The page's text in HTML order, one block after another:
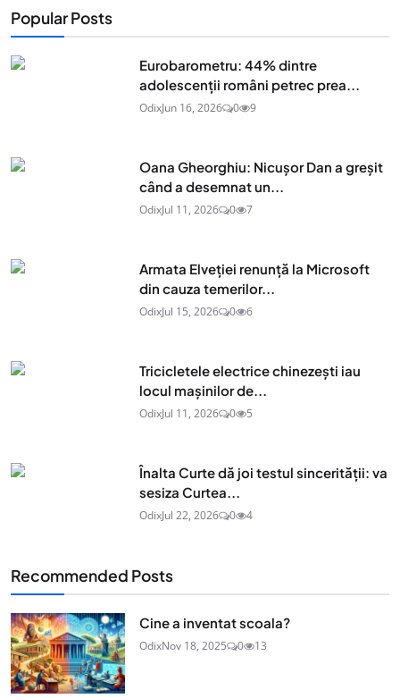
Popular Posts
Eurobarometru: 44% dintre
adolescenţii români petrec prea...
OdixJun 16, 2026 0 9
Oana Gheorghiu: Nicușor Dan a greșit
când a desemnat un...
OdixJul 11, 2026 0 7
Armata Elveției renunță la Microsoft
din cauza temerilor...
OdixJul 15, 2026 0 6
Tricicletele electrice chinezești iau
locul mașinilor de...
OdixJul 11, 2026 0 5
Înalta Curte dă joi testul sincerității: va
sesiza Curtea...
OdixJul 22, 2026 0 4
Recommended Posts
Cine a inventat scoala?
OdixNov 18, 2025 0 13